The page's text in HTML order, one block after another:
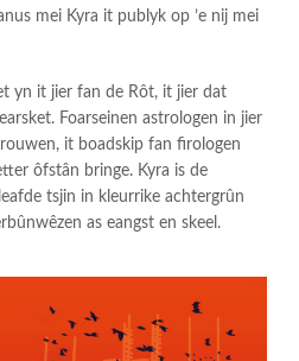
mei Kyra it publyk op ’e nij mei
yn it jier fan de Rôt, it jier dat
Foarseinen astrologen in jier
it boadskip fan firologen
ôfstân bringe. Kyra is de
tsjin in kleurrike achtergrûn
as eangst en skeel.